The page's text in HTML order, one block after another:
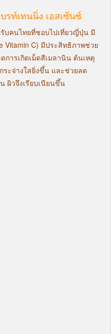
รท์เทนนิ่ง เอสเซ้นซ์
บคนไทยที่ชอบไปเที่ยวญี่ปุ่น มี
C) มีประสิทธิภาพช่วย
การเกิดเม็ดสีเมลานิน ต้นเหตุ
ะจ่างใสยิ่งขึ้น และช่วยลด
ผิวจึงเรียบเนียนขึ้น